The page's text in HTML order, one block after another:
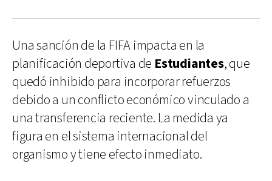
Una sanción de la FIFA impacta en la
planificación deportiva de Estudiantes, que
quedó inhibido para incorporar refuerzos
debido a un conflicto económico vinculado a
una transferencia reciente. La medida ya
figura en el sistema internacional del
organismo y tiene efecto inmediato.